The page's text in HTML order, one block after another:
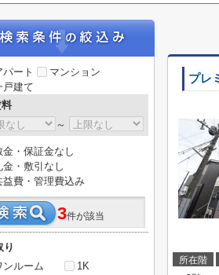
プレ
所在階
パート
マンション
戸建て
～
金・保証金なし
金・敷引なし
益費・管理費込み
3件が該当
り
ンルーム
1K